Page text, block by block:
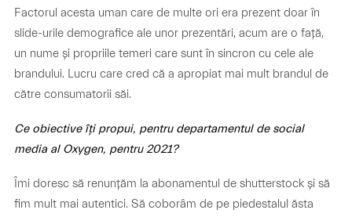
Factorul acesta uman care de multe ori era prezent doar în
slide-urile demografice ale unor prezentări, acum are o față,
un nume și propriile temeri care sunt în sincron cu cele ale
brandului. Lucru care cred că a apropiat mai mult brandul de
către consumatorii săi.
Ce obiective îți propui, pentru departamentul de social
media al Oxygen, pentru 2021?
Îmi doresc să renunțăm la abonamentul de shutterstock și să
fim mult mai autentici. Să coborâm de pe piedestalul ăsta